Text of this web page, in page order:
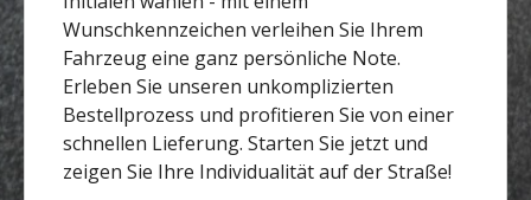
Wunschkennzeichen verleihen Sie Ihrem
Fahrzeug eine ganz persönliche Note.
Erleben Sie unseren unkomplizierten
Bestellprozess und profitieren Sie von einer
schnellen Lieferung. Starten Sie jetzt und
zeigen Sie Ihre Individualität auf der Straße!